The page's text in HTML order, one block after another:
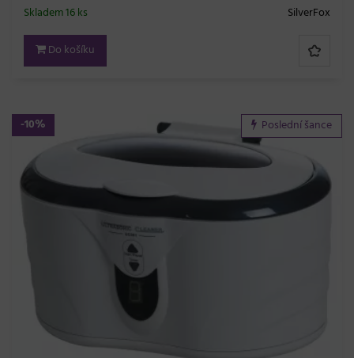
SilverFox
Skladem 16 ks
Do košíku
-10% Poslední šance